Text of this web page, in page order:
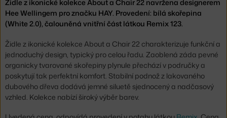
Židle z ikonické kolekce About a Chair 22 navržena designerem
Hee Wellingem pro značku HAY. Provedení: bílá skořepina
(White 2.0), čalouněná vnitřní část látkou Remix 123.
Židle z ikonické kolekce About a Chair 22 charakterizuje funkční a
jednoduchý design, typický pro celou řadu. Zaoblená záda pevné
organicky tvarované skořepiny plynule přechází v područky a
poskytují tak perfektní komfort. Stabilní podnož z lakovaného
dubového dřeva dodává jemné siluetě sjednocený a nadčasový
vzhled. Kolekce nabízí široký výběr barev.